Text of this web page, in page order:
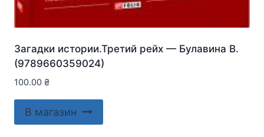
Загадки истории.Третий рейх — Булавина В.
(9789660359024)
100.00 ₴
В магазин